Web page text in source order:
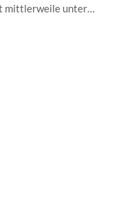
mittlerweile unter…